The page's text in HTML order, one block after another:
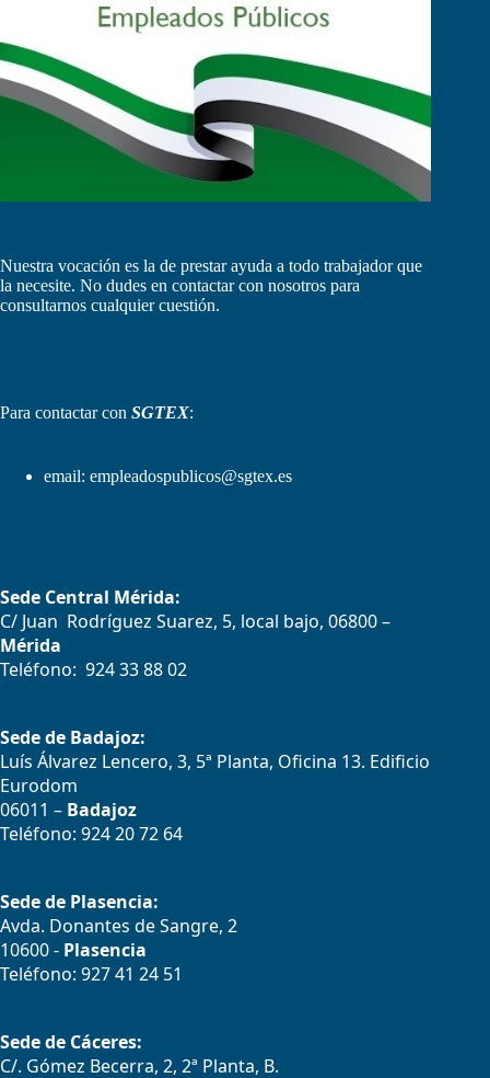
Nuestra vocación es la de prestar ayuda a todo trabajador que
la necesite. No dudes en contactar con nosotros para
consultarnos cualquier cuestión.
Para contactar con SGTEX:
email: empleadospublicos@sgtex.es
Sede Central Mérida:
C/ Juan Rodríguez Suarez, 5, local bajo, 06800 –
Mérida
Teléfono: 924 33 88 02
Sede de Badajoz:
Luís Álvarez Lencero, 3, 5ª Planta, Oficina 13. Edificio
Eurodom
06011 – Badajoz
Teléfono: 924 20 72 64
Sede de Plasencia:
Avda. Donantes de Sangre, 2
10600 - Plasencia
Teléfono: 927 41 24 51
Sede de Cáceres:
C/. Gómez Becerra, 2, 2ª Planta, B.